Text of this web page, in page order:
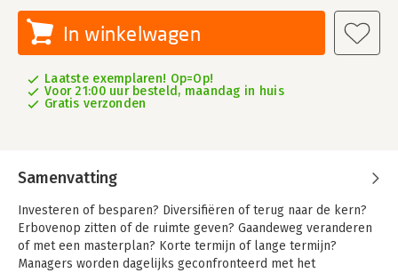
In winkelwagen
Laatste exemplaren! Op=Op!
Voor 21:00 uur besteld, maandag in huis
Gratis verzonden
Samenvatting
Investeren of besparen? Diversifiëren of terug naar de kern?
Erbovenop zitten of de ruimte geven? Gaandeweg veranderen
of met een masterplan? Korte termijn of lange termijn?
Managers worden dagelijks geconfronteerd met het